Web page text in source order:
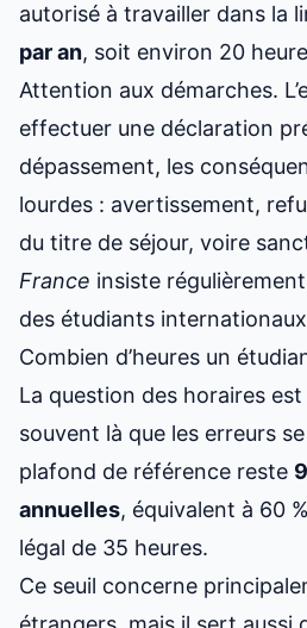
autorisé à travailler dans la
par an, soit environ 20
Attention aux démarches.
effectuer une déclaration
dépassement, les
lourdes : avertissement,
du titre de séjour, voire
France insiste
des étudiants
Combien d’heures un
La question des horaires est
souvent là que les erreurs
plafond de référence reste
annuelles, équivalent à 60
légal de 35 heures.
Ce seuil concerne